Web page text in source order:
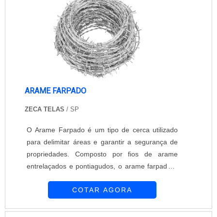
organização d....
ARAME FARPADO
ZECA TELAS / SP
O Arame Farpado é um tipo de cerca utilizado
para delimitar áreas e garantir a segurança de
propriedades. Composto por fios de arame
entrelaçados e pontiagudos, o arame farpado é
passagem de pessoas e animais indesejados.A
COTAR AGORA